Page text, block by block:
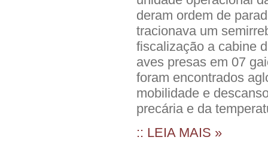
deram ordem de
tracionava um
fiscalização a cabine
aves presas em 07
foram encontrados
mobilidade e
precária e da
:: LEIA MAIS »